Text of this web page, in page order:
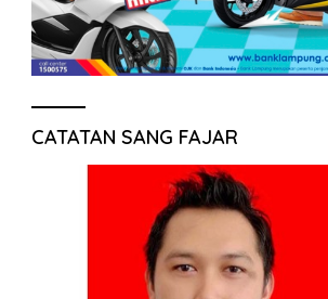
CATATAN SANG FAJAR